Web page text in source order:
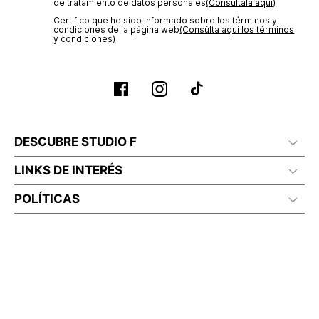
de tratamiento de datos personales‎(Consúltala aquí)
Certifico que he sido informado sobre los términos y
condiciones de la página web‎(Consúlta aquí los términos
y condiciones)
DESCUBRE STUDIO F
LINKS DE INTERÉS
POLÍTICAS